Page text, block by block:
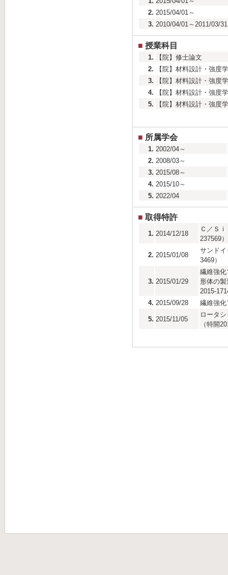
2. 2015/04/01～
3. 2010/04/01～2011/03/31
■ 授業科目
1.
【院】修士論文
2.
【院】材料設計・強度
3.
【院】材料設計・強度
4.
【院】材料設計・強度
5.
【院】材料設計・強度
■ 所属学会
1. 2002/04～
2. 2008/03～
3. 2015/08～
4. 2015/10～
5. 2022/04
■ 取得特許
1. 2014/12/18
Ｃ／Ｓ
237569）
2. 2015/01/08
サンド
3469）
3. 2015/01/29
繊維強
形体の
2015-
4. 2015/09/28 繊維強化
5. 2015/11/05
ロータ
（特開